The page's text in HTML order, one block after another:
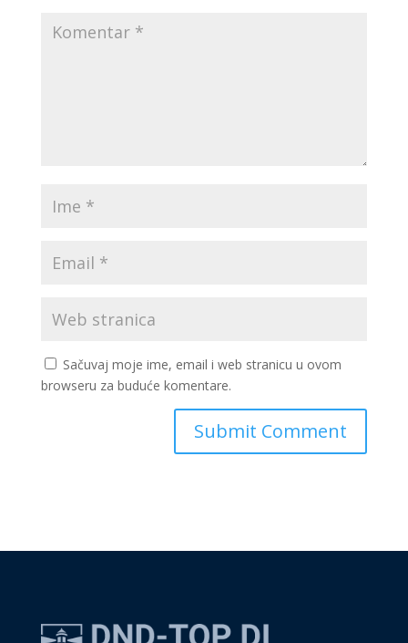
Sačuvaj moje ime, email i web stranicu u ovom
browseru za buduće komentare.